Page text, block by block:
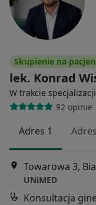
Skupienie na
lek. Konrad
W trakcie
92 opinie
Adres 1
Towarowa 3,
UNiMED
Konsultacja